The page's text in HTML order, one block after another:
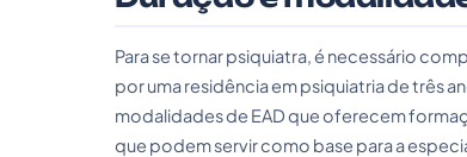
Para se tornar psiquiatra, é necessário
por uma residência em psiquiatria de três
modalidades de EAD que oferecem
que podem servir como base para a